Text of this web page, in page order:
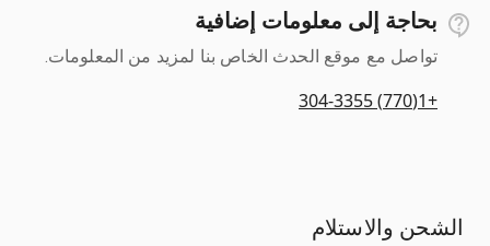
بحاجة إلى معلومات إضافية
تواصل مع موقع الحدث الخاص بنا لمزيد من المعلومات.
+1(770) 304-3355
الشحن والاستلام